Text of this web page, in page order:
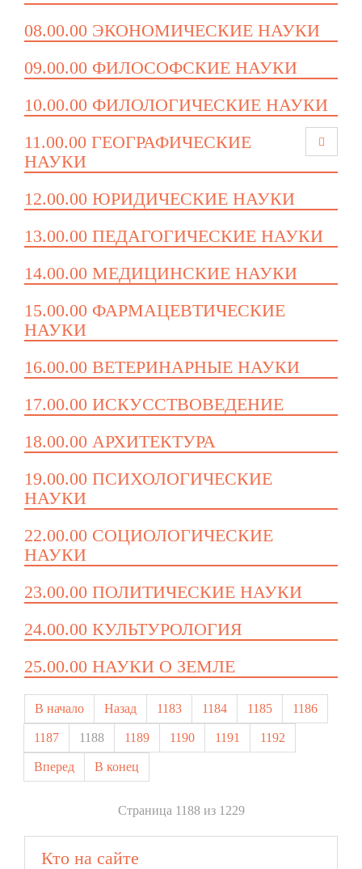
08.00.00 ЭКОНОМИЧЕСКИЕ НАУКИ
09.00.00 ФИЛОСОФСКИЕ НАУКИ
10.00.00 ФИЛОЛОГИЧЕСКИЕ НАУКИ
11.00.00 ГЕОГРАФИЧЕСКИЕ
НАУКИ
12.00.00 ЮРИДИЧЕСКИЕ НАУКИ
13.00.00 ПЕДАГОГИЧЕСКИЕ НАУКИ
14.00.00 МЕДИЦИНСКИЕ НАУКИ
15.00.00 ФАРМАЦЕВТИЧЕСКИЕ
НАУКИ
16.00.00 ВЕТЕРИНАРНЫЕ НАУКИ
17.00.00 ИСКУССТВОВЕДЕНИЕ
18.00.00 АРХИТЕКТУРА
19.00.00 ПСИХОЛОГИЧЕСКИЕ
НАУКИ
22.00.00 СОЦИОЛОГИЧЕСКИЕ
НАУКИ
23.00.00 ПОЛИТИЧЕСКИЕ НАУКИ
24.00.00 КУЛЬТУРОЛОГИЯ
25.00.00 НАУКИ О ЗЕМЛЕ
В начало Назад 1183 1184 1185 1186
1187 1188 1189 1190 1191 1192
Вперед В конец
Страница 1188 из 1229
Кто на сайте